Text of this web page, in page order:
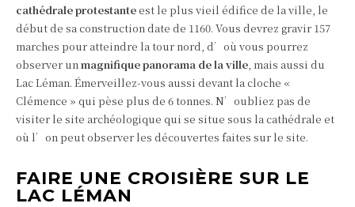
cathédrale protestanteest le plus vieil édifice de la ville, le
début de sa construction date de 1160. Vous devrez gravir 157
marches pour atteindre la tour nord, d’où vous pourrez
observer unmagnifique panorama de la ville, mais aussi du
Lac Léman. Émerveillez-vous aussi devant la cloche «
Clémence » qui pèse plus de 6 tonnes. N’oubliez pas de
visiter le site archéologique qui se situe sous la cathédrale et
où l’on peut observer les découvertes faites sur le site.
FAIRE UNE CROISIÈRE SUR LE
LAC LÉMAN